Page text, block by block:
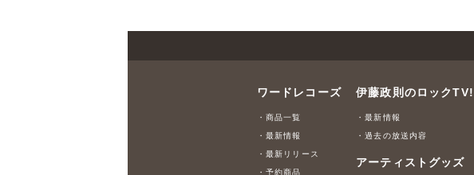
ワードレコーズ
・商品一覧
・最新情報
・最新リリース
・予約商品
伊藤政則のロックTV!
・最新情報
・過去の放送内容
アーティストグッズ